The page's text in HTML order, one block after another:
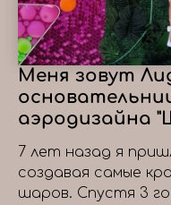
Меня зовут
аэродизайна
7 лет назад я
создавая самые
шаров. Спустя 3